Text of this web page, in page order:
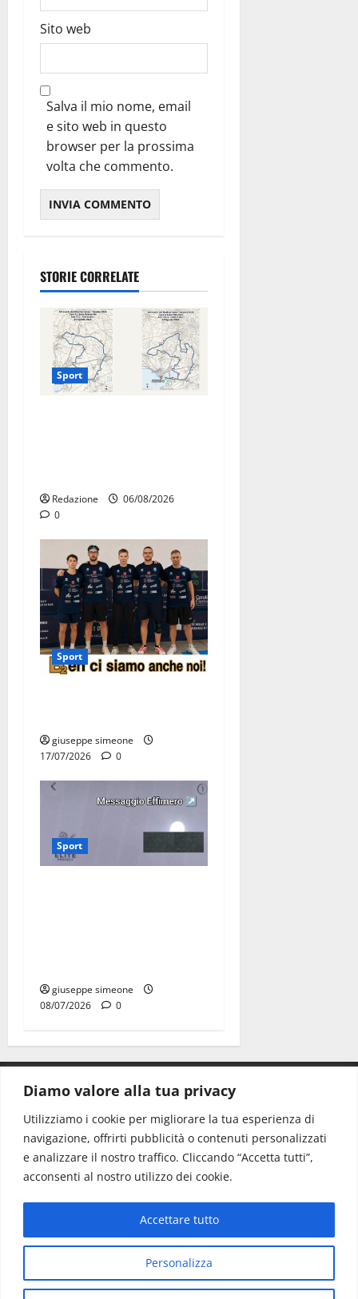
Diamo valore alla tua privacy
Utilizziamo i cookie per migliorare la tua esperienza di
navigazione, offrirti pubblicità o contenuti personalizzati
e analizzare il nostro traffico. Cliccando “Accetta tutti”,
acconsenti al nostro utilizzo dei cookie.
Personalizza
Accettare tutto
Sito web
Salva il mio nome, email
e sito web in questo
browser per la prossima
volta che commento.
STORIE CORRELATE
Sport
Redazione
06/08/2026
0
Sport
giuseppe simeone
17/07/2026
0
Sport
giuseppe simeone
08/07/2026
0
CONTATTI.
Redazione: redazione@www.martinasera.it
Direttore:direttore@www.martinasera.it
Info & Commerciale:info@www.martinasera.it
Home News Vivere la città EVENTI
Salute
Il Blog del Direttore